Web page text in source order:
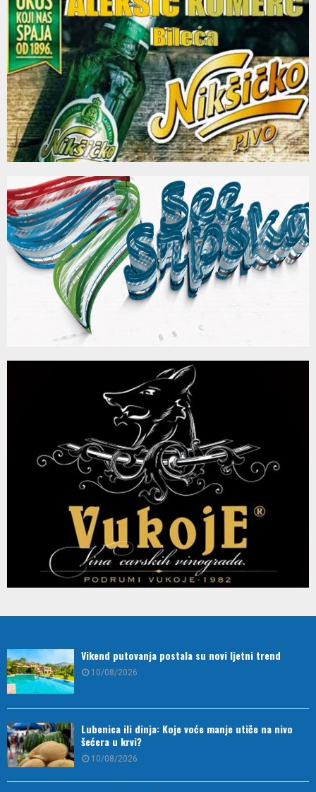
Vikend putovanja postala su novi ljetni trend
10/08/2026
Lubenica ili dinja: Koje voće manje utiče na nivo
šećera u krvi?
10/08/2026